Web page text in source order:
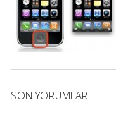
SON YORUMLAR